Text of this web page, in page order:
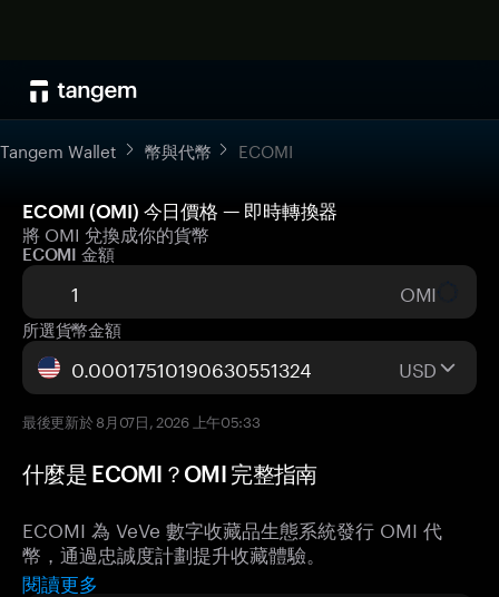
Tangem Wallet 幣與代幣 ECOMI
ECOMI (OMI) 今日價格 — 即時轉換器
將 OMI 兌換成你的貨幣
ECOMI 金額
OMI
所選貨幣金額
USD
最後更新於 8月07日, 2026 上午05:33
什麼是 ECOMI？OMI 完整指南
ECOMI 為 VeVe 數字收藏品生態系統發行 OMI 代
幣，通過忠誠度計劃提升收藏體驗。
閱讀更多